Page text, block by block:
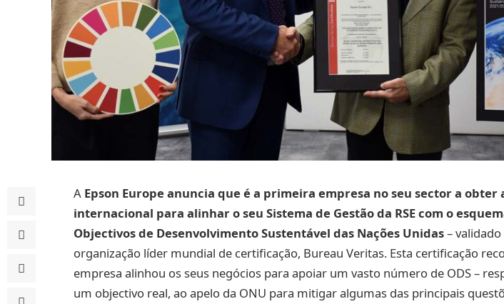
A Epson Europe anuncia que é a primeira empresa no seu sector a obter
internacional para alinhar o seu Sistema de Gestão da RSE com o
Objectivos de Desenvolvimento Sustentável das Nações Unidas– validado
organização líder mundial de certificação, Bureau Veritas. Esta certificação
empresa alinhou os seus negócios para apoiar um vasto número de ODS –
um objectivo real, ao apelo da ONU para mitigar algumas das principais